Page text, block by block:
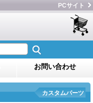
PCサイト
お問い合わせ
カスタムパーツ